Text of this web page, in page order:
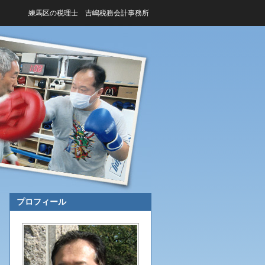
練馬区の税理士 吉嶋税務会計事務所
プロフィール